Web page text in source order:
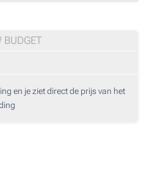
BUDGET
en je ziet direct de prijs van het